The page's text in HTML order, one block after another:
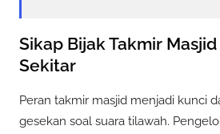
Sikap Bijak Takmir
Sekitar
Peran takmir masjid menjadi kunci
gesekan soal suara tilawah.